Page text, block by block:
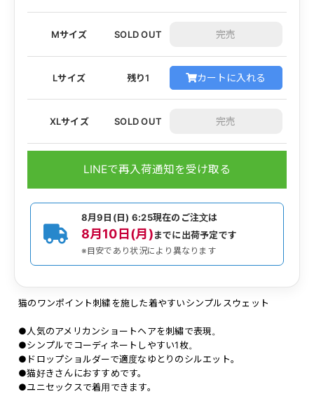
Mサイズ SOLD OUT
Lサイズ 残り1 カートに入れる
XLサイズ SOLD OUT
LINEで再入荷通知を受け取る
8月9日(日) 6:25現在のご注文は
8月10日(月)までに出荷予定です
※目安であり状況により異なります
猫のワンポイント刺繍を施した着やすいシンプルスウェット
●人気のアメリカンショートヘアを刺繡で表現。
●シンプルでコーディネートしやすい1枚。
●ドロップショルダーで適度なゆとりのシルエット。
●猫好きさんにおすすめです。
●ユニセックスで着用できます。